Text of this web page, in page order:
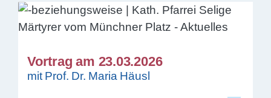
Vortrag am 23.03.2026
mit Prof. Dr. Maria Häusl